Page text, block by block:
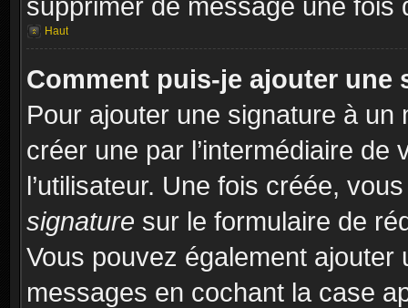
Haut
Comment puis-je ajouter une
Pour ajouter une signature à un
créer une par l’intermédiaire
l’utilisateur. Une fois créée,
signature sur le formulaire de
Vous pouvez également
messages en cochant la case